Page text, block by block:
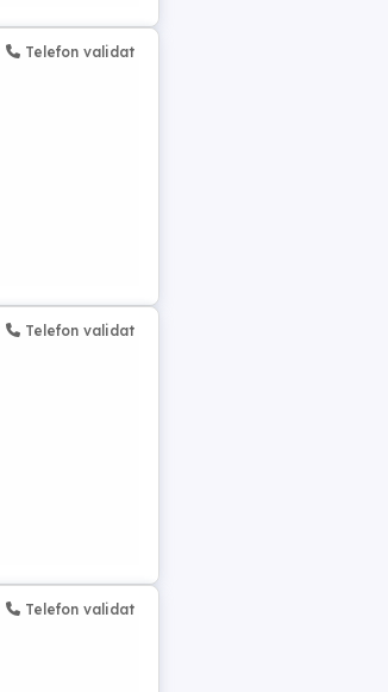
Telefon validat
Telefon validat
Telefon validat